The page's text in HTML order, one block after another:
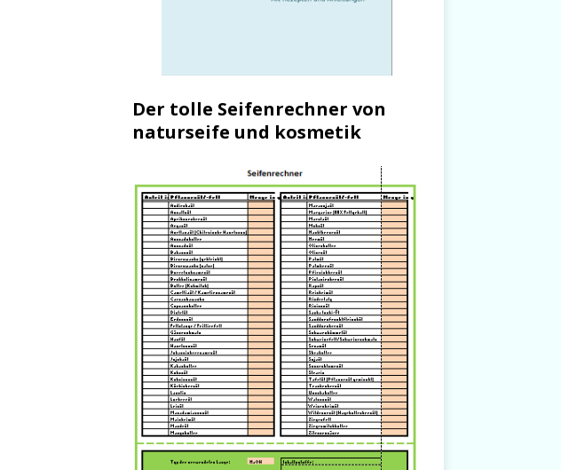
Der tolle Seifenrechner von
naturseife und kosmetik